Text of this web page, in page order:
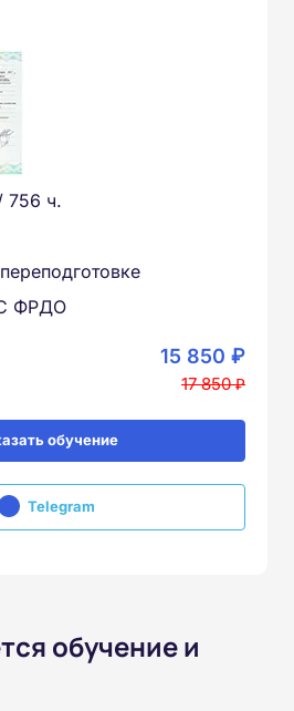
756 ч.
ФРДО
15 850 ₽
17 850 ₽
обучение
Telegram
обучение и